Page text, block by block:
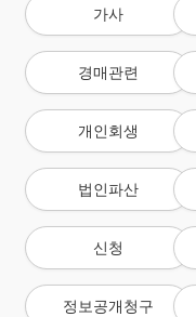
가사
경매관련
개인회생
법인파산
신청
정보공개청구